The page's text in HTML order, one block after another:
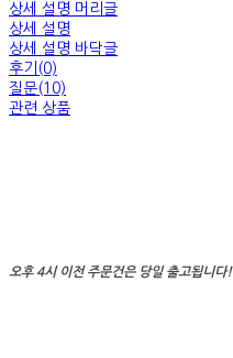
상세 설명 머리글
상세 설명
상세 설명 바닥글
후기(0)
질문(10)
관련 상품
오후 4시 이전 주문건은 당일 출고됩니다!